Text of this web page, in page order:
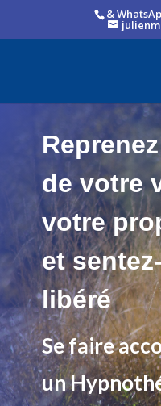
&
de votre
votre
et
libéré
Se faire
un